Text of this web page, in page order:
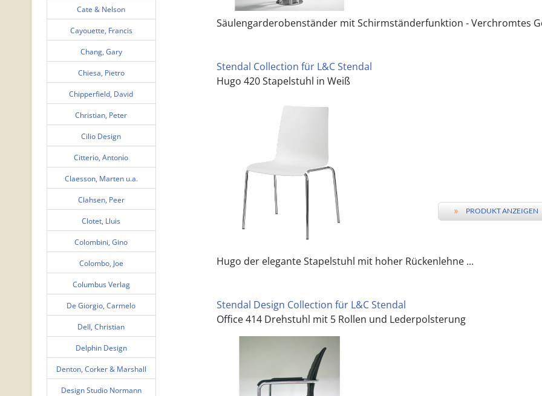
Cate & Nelson
Cayouette, Francis
Chang, Gary
Chiesa, Pietro
Chipperfield, David
Christian, Peter
Cilio Design
Citterio, Antonio
Claesson, Marten u.a.
Clahsen, Peer
Clotet, Lluis
Colombini, Gino
Colombo, Joe
Columbus Verlag
De Giorgio, Carmelo
Dell, Christian
Delphin Design
Denton, Corker & Marshall
Design Studio Normann
Säulengarderobenständer mit Schirmständerfunktion - Verchromtes
Stendal Collection für L&C Stendal
Hugo 420 Stapelstuhl in Weiß
» PRODUKT ANZEIGEN
Hugo der elegante Stapelstuhl mit hoher Rückenlehne ...
Stendal Design Collection für L&C Stendal
Office 414 Drehstuhl mit 5 Rollen und Lederpolsterung